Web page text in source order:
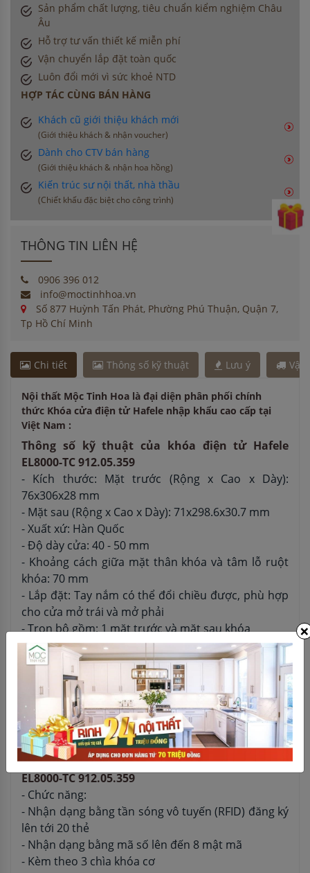
Sản phẩm chất lượng, tiêu chuẩn kiểm nghiệm Châu
Âu
Hỗ trợ tư vấn thiết kế miễn phí
Vận chuyển lắp đặt toàn quốc
Luôn đổi mới vì sức khoẻ NTD
HỢP TÁC CÙNG BÁN HÀNG
Khách cũ giới thiệu khách mới
(Giới thiệu khách & nhận voucher)
Dành cho CTV bán hàng
(Giới thiệu khách & nhận hoa hồng)
Kiến trúc sư nội thất, nhà thầu
(Chiết khấu đặc biệt cho công trình)
THÔNG TIN LIÊN HỆ
0906 396 012
info@moctinhhoa.vn
Số 877 Huỳnh Tấn Phát, Phường Phú Thuận, Quận 7,
Tp Hồ Chí Minh
Chi tiết Thông số kỹ thuật Lưu ý Vận
Nội thất Mộc Tinh Hoa là đại diện phân phối chính
thức Khóa cửa điện tử Hafele nhập khẩu cao cấp tại
Việt Nam :
Thông số kỹ thuật của khóa điện tử Hafele
EL8000-TC 912.05.359
- Kích thước: Mặt trước (Rộng x Cao x Dày):
76x306x28 mm
- Mặt sau (Rộng x Cao x Dày): 71x298.6x30.7 mm
- Xuất xứ: Hàn Quốc
- Độ dày cửa: 40 - 50 mm
- Khoảng cách giữa mặt thân khóa và tâm lỗ ruột
khóa: 70 mm
- Lắp đặt: Tay nắm có thể đổi chiều được, phù hợp
cho cửa mở trái và mở phải
- Trọn bộ gồm: 1 mặt trước và mặt sau khóa
- 1 thân khóa và bas thân khóa
- 1 sách hướng dẫn sử dụng
- 3 chìa cơ mở khẩn cấp
- 1 tờ rập
- 1 bộ vít
- 8 pin
- 4 thẻ
Tính năng nổi bật của khóa điện tử Hafele
EL8000-TC 912.05.359
- Chức năng:
- Nhận dạng bằng tần sóng vô tuyến (RFID) đăng ký
lên tới 20 thẻ
- Nhận dạng bằng mã số lên đến 8 mật mã
- Kèm theo 3 chìa khóa cơ
×